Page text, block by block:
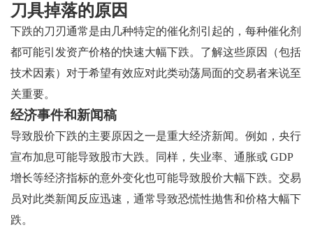
刀具掉落的原因
下跌的刀刃通常是由几种特定的催化剂引起的，每种催化剂
都可能引发资产价格的快速大幅下跌。了解这些原因（包括
技术因素）对于希望有效应对此类动荡局面的交易者来说至
关重要。
经济事件和新闻稿
导致股价下跌的主要原因之一是重大经济新闻。例如，央行
宣布加息可能导致股市大跌。同样，失业率、通胀或 GDP
增长等经济指标的意外变化也可能导致股价大幅下跌。交易
员对此类新闻反应迅速，通常导致恐慌性抛售和价格大幅下
跌。